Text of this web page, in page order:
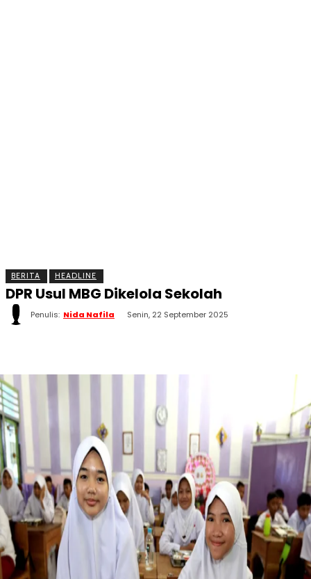
BERITA HEADLINE
DPR Usul MBG Dikelola Sekolah
Penulis: Nida Nafila Senin, 22 September 2025